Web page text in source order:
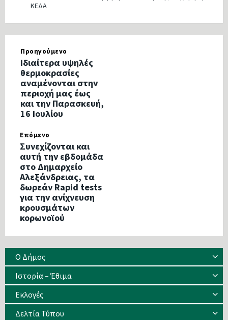
ΚΕΔΑ
Προηγούμενο
Ιδιαίτερα υψηλές
θερμοκρασίες
αναμένονται στην
περιοχή μας έως
και την Παρασκευή,
16 Ιουλίου
Επόμενο
Συνεχίζονται και
αυτή την εβδομάδα
στο Δημαρχείο
Αλεξάνδρειας, τα
δωρεάν Rapid tests
για την ανίχνευση
κρουσμάτων
κορωνοϊού
Ο Δήμος
Ιστορία – Έθιμα
Eκλογές
Δελτία Τύπου